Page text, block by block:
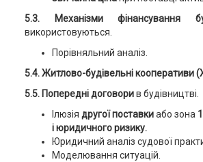
5.3. Механізми фінансування
використовуються.
Порівняльний аналіз.
5.4. Житлово-будівельні кооперативи
5.5. Попередні договорив будівництві.
Ілюзія другої поставкиабо зона
і юридичного ризику.
Юридичний аналіз судової
Моделювання ситуацій.